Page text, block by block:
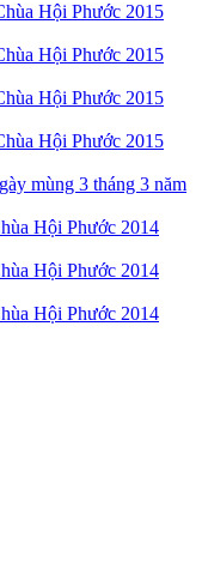
Hội Phước 2015
Hội Phước 2015
Hội Phước 2015
Hội Phước 2015
mùng 3 tháng 3 năm
Hội Phước 2014
Hội Phước 2014
Hội Phước 2014